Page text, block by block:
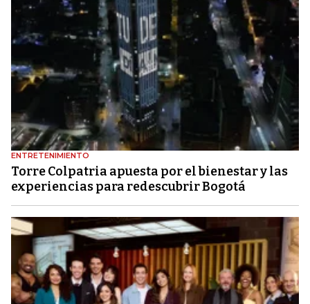
ENTRETENIMIENTO
Torre Colpatria apuesta por el bienestar y las
experiencias para redescubrir Bogotá